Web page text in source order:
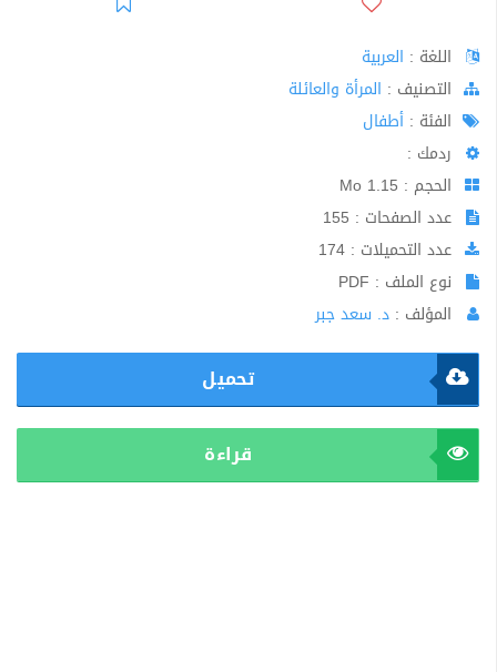
اللغة : العربية
اﻟﺘﺼﻨﻴﻒ : المرأة والعائلة
الفئة : أطفال
ردمك :
الحجم : 1.15 Mo
عدد الصفحات : 155
عدد التحميلات : 174
نوع الملف : PDF
المؤلف : د. سعد جبر
تحميل
قراءة